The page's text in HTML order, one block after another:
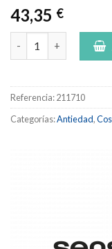
43,35 €
Pure age perfection
Referencia:211710
Categorías:Antiedad,